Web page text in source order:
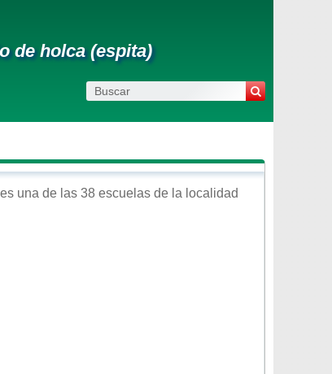
de holca (espita)
es una de las 38 escuelas de la localidad